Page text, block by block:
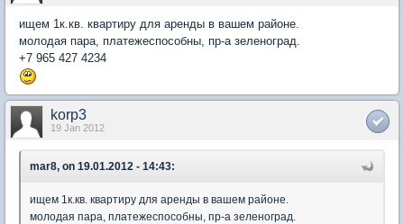
ищем 1к.кв. квартиру для аренды в вашем районе.
молодая пара, платежеспособны, пр-а зеленоград.
+7 965 427 4234
korp3
19 Jan 2012
mar8, on 19.01.2012 - 14:43:
ищем 1к.кв. квартиру для аренды в вашем районе.
молодая пара, платежеспособны, пр-а зеленоград.